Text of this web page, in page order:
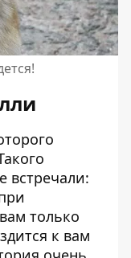
встречали:
только
к вам